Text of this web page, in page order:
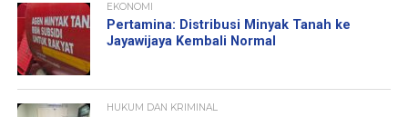
EKONOMI
Pertamina: Distribusi Minyak Tanah ke
Jayawijaya Kembali Normal
HUKUM DAN KRIMINAL